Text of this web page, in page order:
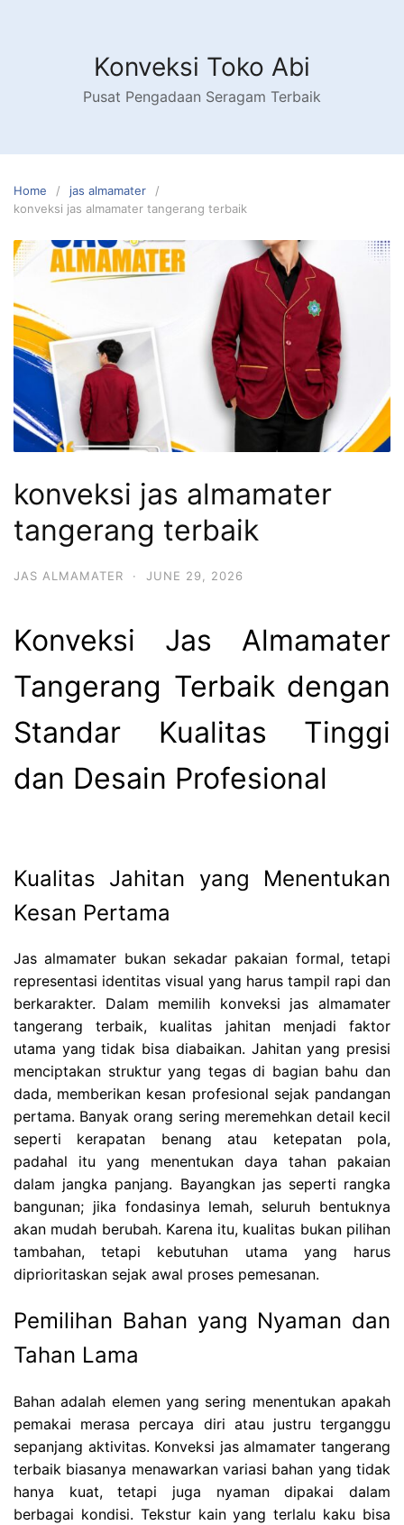
Konveksi Toko Abi
Pusat Pengadaan Seragam Terbaik
Home
jas almamater
konveksi jas almamater tangerang terbaik
konveksi jas almamater
tangerang terbaik
JAS ALMAMATER · JUNE 29, 2026
Konveksi Jas Almamater
Tangerang Terbaik dengan
Standar Kualitas Tinggi
dan Desain Profesional
Kualitas Jahitan yang Menentukan
Kesan Pertama
Jas almamater bukan sekadar pakaian formal, tetapi
representasi identitas visual yang harus tampil rapi dan
berkarakter. Dalam memilih konveksi jas almamater
tangerang terbaik, kualitas jahitan menjadi faktor
utama yang tidak bisa diabaikan. Jahitan yang presisi
menciptakan struktur yang tegas di bagian bahu dan
dada, memberikan kesan profesional sejak pandangan
pertama. Banyak orang sering meremehkan detail kecil
seperti kerapatan benang atau ketepatan pola,
padahal itu yang menentukan daya tahan pakaian
dalam jangka panjang. Bayangkan jas seperti rangka
bangunan; jika fondasinya lemah, seluruh bentuknya
akan mudah berubah. Karena itu, kualitas bukan pilihan
tambahan, tetapi kebutuhan utama yang harus
diprioritaskan sejak awal proses pemesanan.
Pemilihan Bahan yang Nyaman dan
Tahan Lama
Bahan adalah elemen yang sering menentukan apakah
pemakai merasa percaya diri atau justru terganggu
sepanjang aktivitas. Konveksi jas almamater tangerang
terbaik biasanya menawarkan variasi bahan yang tidak
hanya kuat, tetapi juga nyaman dipakai dalam
berbagai kondisi. Tekstur kain yang terlalu kaku bisa